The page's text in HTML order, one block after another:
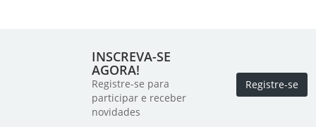
INSCREVA-SE
AGORA!
Registre-se para
participar e receber
novidades
Registre-se